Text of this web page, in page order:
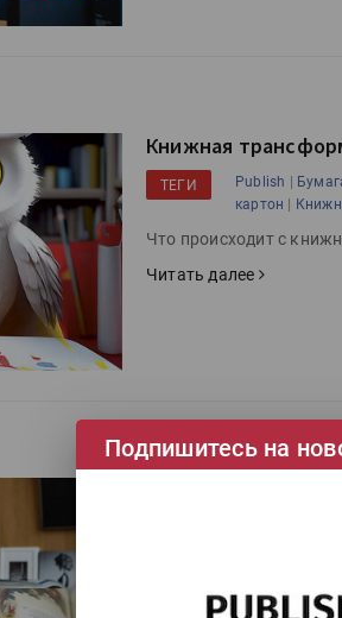
Книжная
ТЕГИ Publish |
картон |
Что происходит с
Читать далее
Логично было бы
на подходящей бумаге
Подпишитесь на